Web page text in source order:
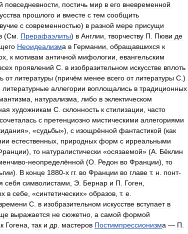
повседневности постичь мир в его вневременной
прошлого и вместе с тем сообщить
с современностью) в разной мере присущи
(См Прерафаэлиты) в Англии творчеству П Пюви де
Неоидеализма в Германии обращавшихся к
к мотивам античной мифологии евангельским
проявлений С в изобразительном искусстве вплоть
от литературы (причём менее всего от литературы С .)
литературные аллегории воплощались в традиционных
натурализма либо в эклектическом
художникам С склонность к стилизации часто
сочеталась с претенциозно мистическими аллегориями
», «судьбы»), с изощрённой фантастикой (как
естественных природных форм с ирреальными
), то натуралистически «осязаемой» (А Бёклин
-неопределённой (О Редон во Франции), то
). В конце 1880-х гг. во Франции во главе т. н понт-
себя символистами Э Бернар и П Гоген
в себе , «синтетических» образов т. е
С в изобразительном искусстве вступает в
выражается не сюжетно а самой формой
Гогена так и др мастеров Постимпрессионизма — П